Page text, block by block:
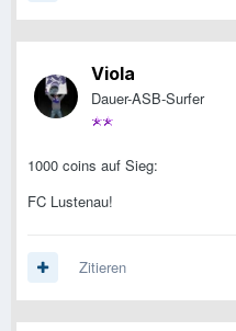
Viola
Dauer-ASB-Surfer
1000 coins auf Sieg:
FC Lustenau!
Zitieren